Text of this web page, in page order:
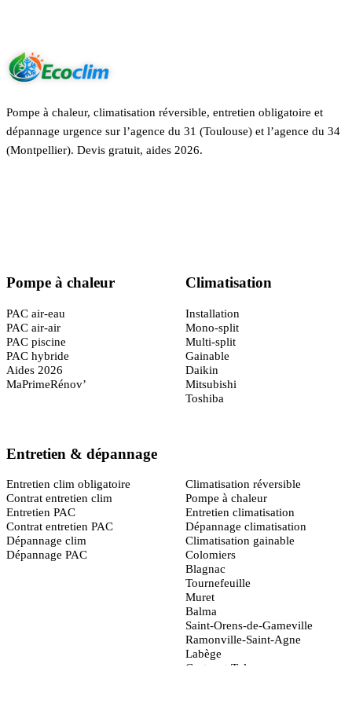
Pompe à chaleur, climatisation réversible, entretien obligatoire et
dépannage urgence sur l’agence du 31 (Toulouse) et l’agence du 34
(Montpellier). Devis gratuit, aides 2026.
Pompe à chaleur
PAC air-eau
PAC air-air
PAC piscine
PAC hybride
Aides 2026
MaPrimeRénov’
Climatisation
Installation
Mono-split
Multi-split
Gainable
Daikin
Mitsubishi
Toshiba
Entretien & dépannage
Entretien clim obligatoire
Contrat entretien clim
Entretien PAC
Contrat entretien PAC
Dépannage clim
Dépannage PAC
Climatisation réversible
Pompe à chaleur
Entretien climatisation
Dépannage climatisation
Climatisation gainable
Colomiers
Blagnac
Tournefeuille
Muret
Balma
Saint-Orens-de-Gameville
Ramonville-Saint-Agne
Labège
Castanet-Tolosan